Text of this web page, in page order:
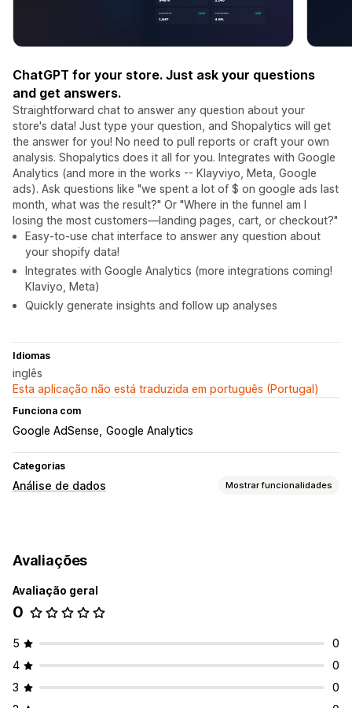
ChatGPT for your store. Just ask your questions
and get answers.
Straightforward chat to answer any question about your
store's data! Just type your question, and Shopalytics will get
the answer for you! No need to pull reports or craft your own
analysis. Shopalytics does it all for you. Integrates with Google
Analytics (and more in the works -- Klayviyo, Meta, Google
ads). Ask questions like "we spent a lot of $ on google ads last
month, what was the result?" Or "Where in the funnel am I
losing the most customers—landing pages, cart, or checkout?"
Easy-to-use chat interface to answer any question about
your shopify data!
Integrates with Google Analytics (more integrations coming!
Klaviyo, Meta)
Quickly generate insights and follow up analyses
Idiomas
inglês
Esta aplicação não está traduzida em português (Portugal)
Funciona com
Google AdSense Google Analytics
Categorias
Análise de dados Mostrar funcionalidades
Rastreio de eventos
Visualizações de página
Análise da fidelização
Análise da finalização da compra
Análise de funil
Avaliações
Avaliação geral
0
5
0
4
0
3
0